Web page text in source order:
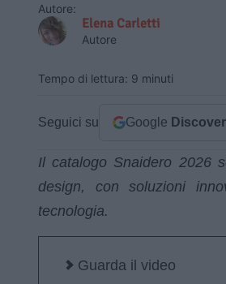
Autore:
Elena Carletti
Autore
Tempo di lettura: 9 minuti
Seguici su Google Discover
Il catalogo Snaidero 2026
design, con soluzioni
tecnologia.
Guarda il video